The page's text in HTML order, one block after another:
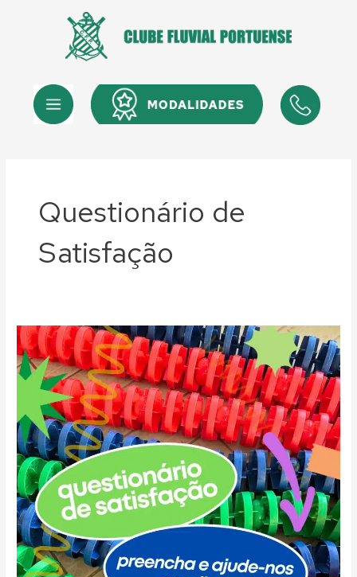
Menu Menu
Questionário de
Satisfação
Fluvial:
Questionário
de
Satisfação
Sócios
e
Utentes
2025